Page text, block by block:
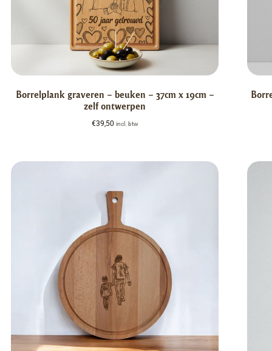
Borrelplank graveren – beuken – 37cm x 19cm –
zelf ontwerpen
€39,50 incl. btw